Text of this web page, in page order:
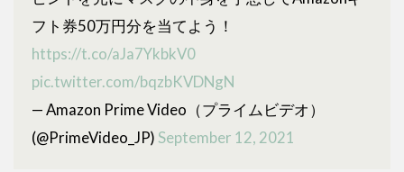
フト券50万円分を当てよう！
https://t.co/aJa7YkbkV0
pic.twitter.com/bqzbKVDNgN
— Amazon Prime Video（プライムビデオ）
(@PrimeVideo_JP)September 12, 2021